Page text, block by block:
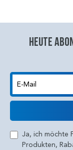
Heute
E-Mail
Ja, ich möchte
Produkten,